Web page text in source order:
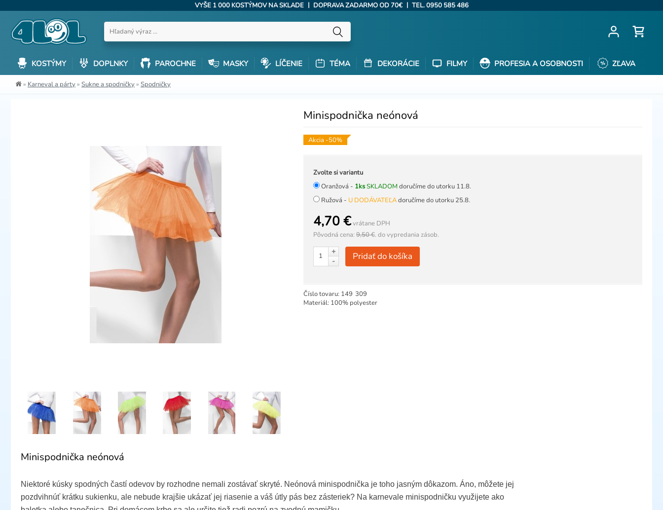
VYŠE 1 000 KOSTÝMOV NA SKLADE | DOPRAVA ZADARMO OD 70€ | TEL. 0950 585 486
KOSTÝMY DOPLNKY PAROCHNE MASKY LÍČENIE TÉMA DEKORÁCIE FILMY PROFESIA A OSOBNOSTI ZĽAVA
» Karneval a párty » Sukne a spodničky » Spodničky
Minispodnička neónová
Akcia -50%
Zvolte si variantu
Oranžová - 1ksSKLADOM doručíme do utorku 11.8.
Ružová - U DODÁVATEĽAdoručíme do utorku 25.8.
4,70 €vrátane DPH
Pôvodná cena:9,50 €.do vypredania zásob.
+
-
Pridať do košíka
Číslo tovaru: 149 309
Materiál: 100% polyester
Minispodnička neónová
Niektoré kúsky spodných častí odevov by rozhodne nemali zostávať skryté. Neónová minispodnička je toho jasným dôkazom. Áno, môžete jej
pozdvihnúť krátku sukienku, ale nebude krajšie ukázať jej riasenie a váš útly pás bez zásteriek? Na karnevale minispodničku využijete ako